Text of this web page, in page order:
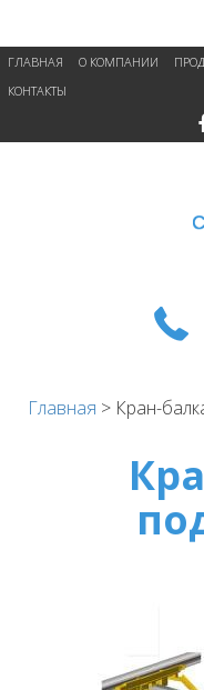
ГЛАВНАЯ О КОМПАНИИ
КОНТАКТЫ
Главная > Кран-